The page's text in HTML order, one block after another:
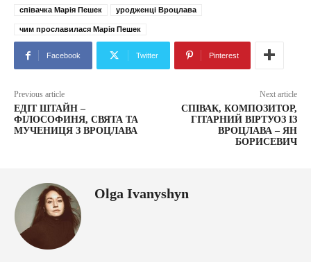
співачка Марія Пешек уродженці Вроцлава
чим прославилася Марія Пешек
Facebook Twitter Pinterest
Previous article
ЕДІТ ШТАЙН –
ФІЛОСОФИНЯ, СВЯТА ТА
МУЧЕНИЦЯ З ВРОЦЛАВА
Next article
СПІВАК, КОМПОЗИТОР,
ГІТАРНИЙ ВІРТУОЗ ІЗ
ВРОЦЛАВА – ЯН
БОРИСЕВИЧ
Olga Ivanyshyn